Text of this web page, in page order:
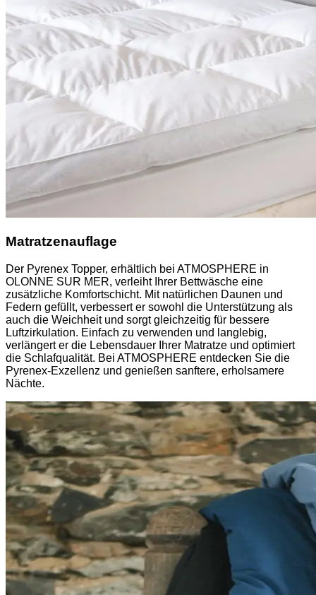
Matratzenauflage
Der Pyrenex Topper, erhältlich bei ATMOSPHERE in
OLONNE SUR MER, verleiht Ihrer Bettwäsche eine
zusätzliche Komfortschicht. Mit natürlichen Daunen und
Federn gefüllt, verbessert er sowohl die Unterstützung als
auch die Weichheit und sorgt gleichzeitig für bessere
Luftzirkulation. Einfach zu verwenden und langlebig,
verlängert er die Lebensdauer Ihrer Matratze und optimiert
die Schlafqualität. Bei ATMOSPHERE entdecken Sie die
Pyrenex-Exzellenz und genießen sanftere, erholsamere
Nächte.